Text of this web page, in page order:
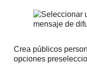
Crea públicos
opciones